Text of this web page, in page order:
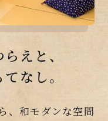
えと、
なし。
、和モダンな空間